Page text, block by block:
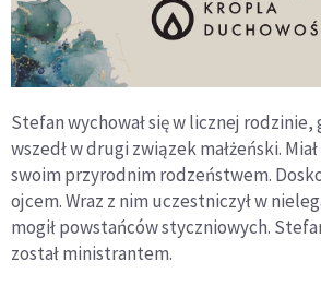
Stefan wychował się w licznej rodzinie,
wszedł w drugi związek małżeński.
swoim przyrodnim rodzeństwem.
ojcem. Wraz z nim uczestniczył w
mogił powstańców styczniowych.
został ministrantem.